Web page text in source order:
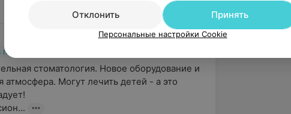
Левкомед, ул. Серебряная, 4
подтвержден
стоматология. Новое оборудование и
атмосфера. Могут лечить детей - а это
Отклонить
Принять
Персональные настройки Cookie